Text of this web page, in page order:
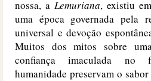
nossa, a Lemuriana, existiu
uma época governada pela
universal e devoção
Muitos dos mitos sobre
confiança imaculada no
humanidade preservam o